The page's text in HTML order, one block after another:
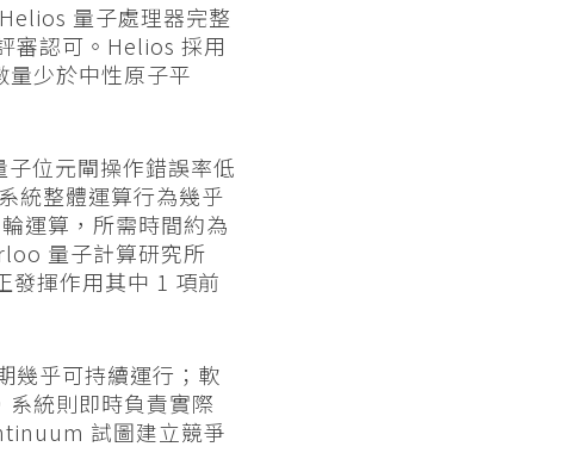
量子處理器完整
審認可。Helios 採用
少於中性原子平
位元閘操作錯誤率低
統整體運算行為幾乎
運算，所需時間約為
量子計算研究所
發揮作用其中 1 項前
幾乎可持續運行；軟
統則即時負責實際
試圖建立競爭